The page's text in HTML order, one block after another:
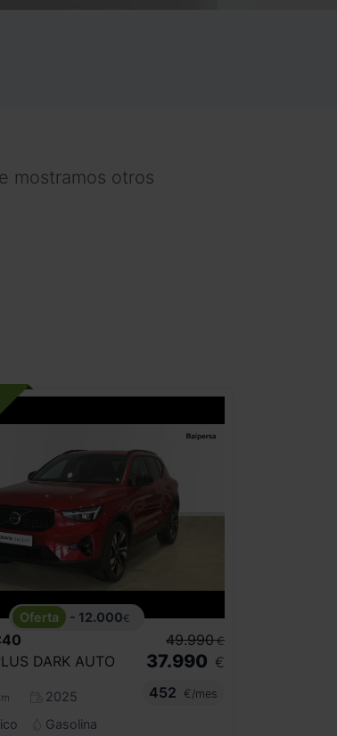
mostramos otros
- 12.000€
DARK AUTO
2025
Gasolina
49.990 €
37.990 €
452
€/mes